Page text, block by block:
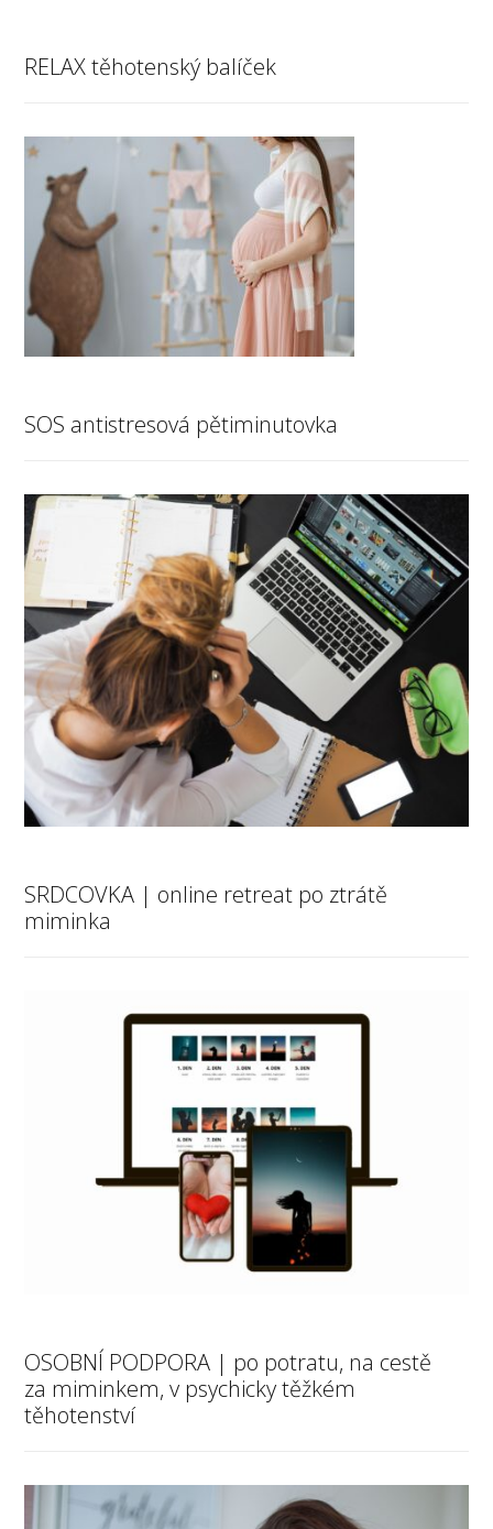
RELAX těhotenský balíček
SOS antistresová pětiminutovka
SRDCOVKA | online retreat po ztrátě
miminka
OSOBNÍ PODPORA | po potratu, na cestě
za miminkem, v psychicky těžkém
těhotenství